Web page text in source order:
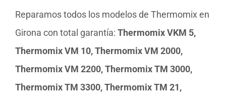
Reparamos todos los modelos de Thermomix en
Girona con total garantía: Thermomix VKM 5,
Thermomix VM 10, Thermomix VM 2000,
Thermomix VM 2200, Thermomix TM 3000,
Thermomix TM 3300, Thermomix TM 21,